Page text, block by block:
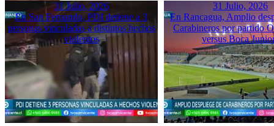
31 Julio, 2026
En San Fernando, PDI detiene a 3
personas vinculadas a distintos hechos
violentos
31 Julio, 2026
En Rancagua, Amplio
Carabineros por partido
versus Boca